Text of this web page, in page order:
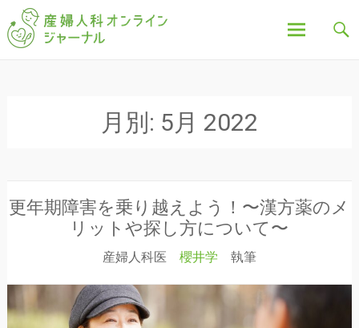
産婦人科オンラインジ
安や疑問、出産について、産後の豆知識など、全記
事を産婦人科医・助産師が執筆し、わかりやすく解
ッ
月別: 5月 2022
更年期障害を乗り越えよう！〜漢方薬のメ
リットや探し方について〜
産婦人科医 櫻井学 執筆